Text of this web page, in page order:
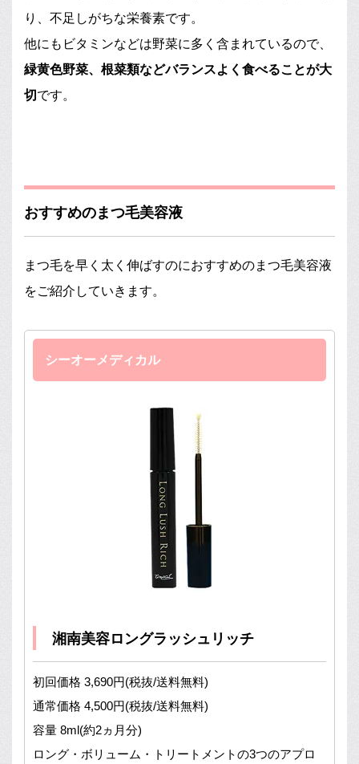
り、不足しがちな栄養素です。
他にもビタミンなどは野菜に多く含まれているので、
緑黄色野菜、根菜類などバランスよく食べることが大
切です。
おすすめのまつ毛美容液
まつ毛を早く太く伸ばすのにおすすめのまつ毛美容液
をご紹介していきます。
シーオーメディカル
湘南美容ロングラッシュリッチ
初回価格 3,690円(税抜/送料無料)
通常価格 4,500円(税抜/送料無料)
容量 8ml(約2ヵ月分)
ロング・ボリューム・トリートメントの3つのアプロ